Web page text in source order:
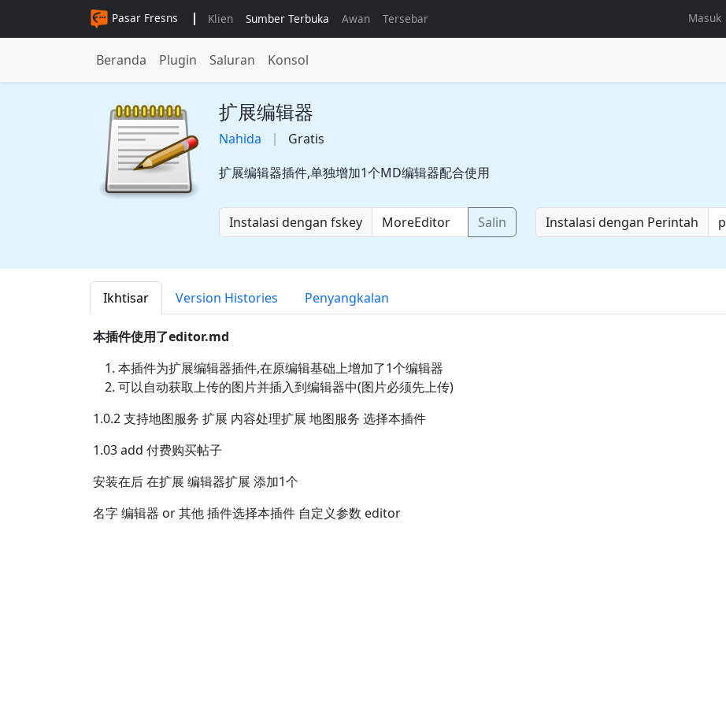
Pasar Fresns Klien Sumber Terbuka Awan Tersebar Masuk
Beranda Plugin Saluran Konsol
扩展编辑器
Nahida
Gratis
扩展编辑器插件,单独增加1个MD编辑器配合使用
Instalasi dengan fskey Salin Instalasi dengan Perintah
Ikhtisar Version Histories Penyangkalan
本插件使用了editor.md
本插件为扩展编辑器插件,在原编辑基础上增加了1个编辑器
可以自动获取上传的图片并插入到编辑器中(图片必须先上传)
1.0.2 支持地图服务 扩展 内容处理扩展 地图服务 选择本插件
1.03 add 付费购买帖子
安装在后 在扩展 编辑器扩展 添加1个
名字 编辑器 or 其他 插件选择本插件 自定义参数 editor